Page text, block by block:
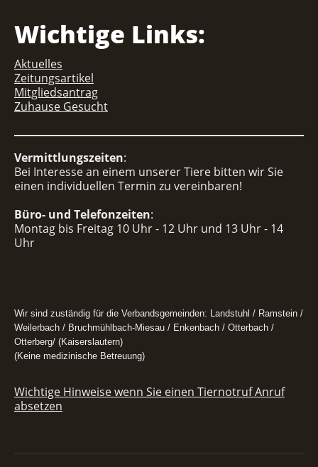
Wichtige Links:
Aktuelles
Zeitungsartikel
Mitgliedsantrag
Zuhause Gesucht
Vermittlungszeiten:
Bei Interesse an einem unserer Tiere bitten wir Sie
einen individuellen Termin zu vereinbaren!
Büro- und Telefonzeiten:
Montag bis Freitag 10 Uhr - 12 Uhr und 13 Uhr - 14
Uhr
Wir sind zuständig für die Verbandsgemeinden: Landstuhl / Ramstein /
Weilerbach / Bruchmühlbach-Miesau / Enkenbach / Otterbach /
Otterberg/ (Kaiserslautern)
(Keine medizinische Betreuung)
Wichtige Hinweise wenn Sie einen Tiernotruf Anruf
absetzen